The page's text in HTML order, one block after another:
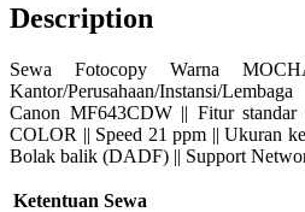
Description
Sewa Fotocopy Warna
Kantor/Perusahaan/Instansi/
Canon MF643CDW || Fitur
COLOR || Speed 21 ppm || Ukuran
Bolak balik (DADF) || Support
Ketentuan Sewa